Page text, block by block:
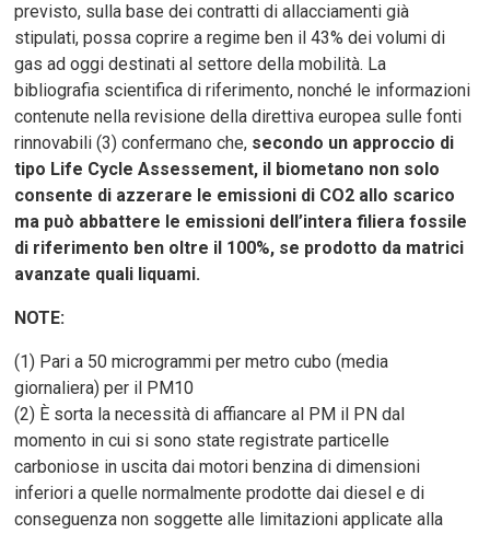
previsto, sulla base dei contratti di allacciamenti già
stipulati, possa coprire a regime ben il 43% dei volumi di
gas ad oggi destinati al settore della mobilità. La
bibliografia scientifica di riferimento, nonché le informazioni
contenute nella revisione della direttiva europea sulle fonti
rinnovabili (3) confermano che, secondo un approccio di
tipo Life Cycle Assessement, il biometano non solo
consente di azzerare le emissioni di CO2 allo scarico
ma può abbattere le emissioni dell’intera filiera fossile
di riferimento ben oltre il 100%, se prodotto da matrici
avanzate quali liquami.
NOTE:
(1) Pari a 50 microgrammi per metro cubo (media
giornaliera) per il PM10
(2) È sorta la necessità di affiancare al PM il PN dal
momento in cui si sono state registrate particelle
carboniose in uscita dai motori benzina di dimensioni
inferiori a quelle normalmente prodotte dai diesel e di
conseguenza non soggette alle limitazioni applicate alla